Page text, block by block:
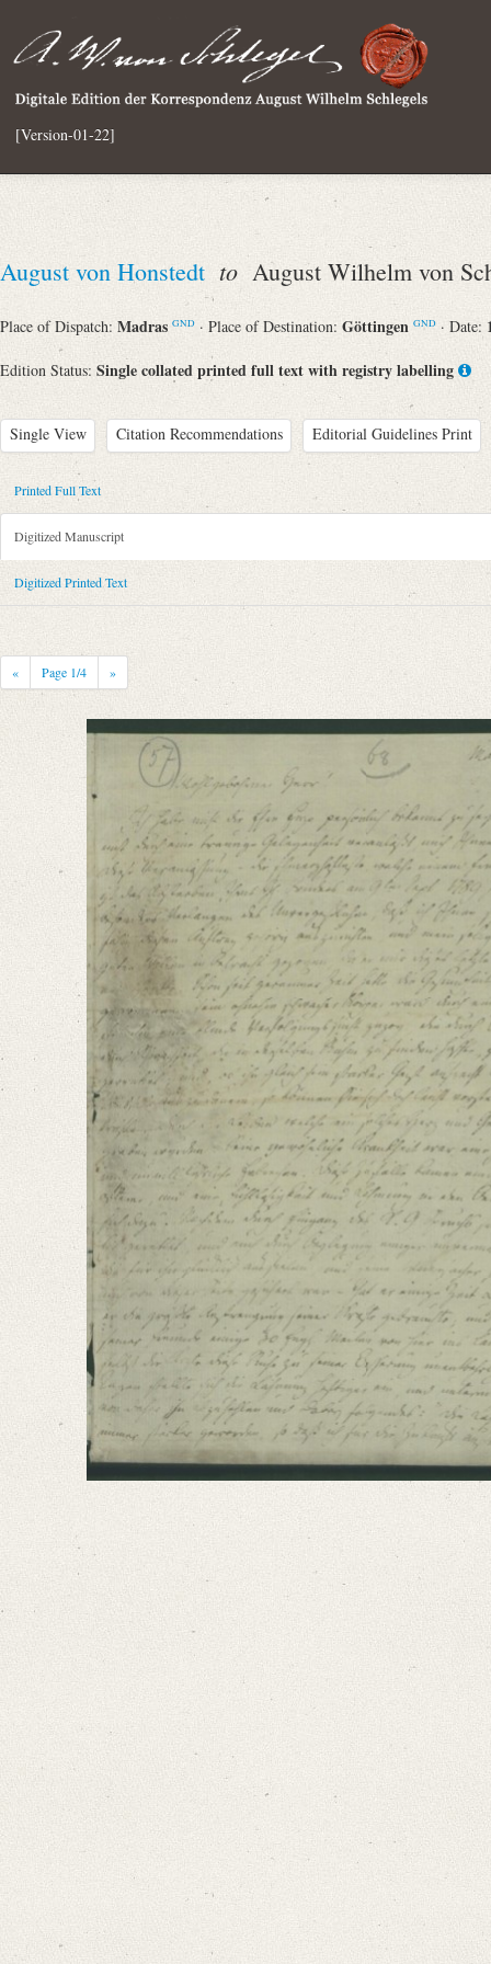
[Version-01-22]
August von Honstedt to August Wilhelm von
Place of Dispatch: Madras GND · Place of Destination: Göttingen GND · Date:
Edition Status: Single collated printed full text with registry labelling
Single View Citation Recommendations Editorial Guidelines Print
Metadata Concerning Header
Sender: August von Honstedt
Recipient: August Wilhelm von Schlegel
Place of Dispatch: Madras
Place of Destination: Göttingen
Notations: Empfangsort erschlossen.
Printed Text
Provider: Dresden, Sächsische Landesbibliothek - Staats- und
OAI Id: 343347008
Bibliography: Briefe von und an August Wilhelm Schlegel.
Incipit: „[1] Madraß, 15 Jan. 1790
Wohlgebohrner Herr!
Ich habe nicht die Ehre Ew. p. persönlich bekannt zu seyn, und
Manuscript
Provider: Dresden, Sächsische Landesbibliothek - Staats- und
OAI Id: DE-1a-33798
Classification Number: Mscr.Dresd.e.90,XIX,Bd.10,Nr.57
Number of Pages: 4S. auf Doppelbl., hs. m. U.
Format: 22,7 x 18,6 cm
Language
German
English
Printed Full Text
Digitized Manuscript
Digitized Printed Text
« Page 1/4 »